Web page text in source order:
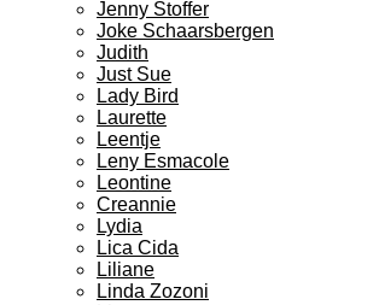
Jenny Stoffer
Joke Schaarsbergen
Judith
Just Sue
Lady Bird
Laurette
Leentje
Leny Esmacole
Leontine
Creannie
Lydia
Lica Cida
Liliane
Linda Zozoni